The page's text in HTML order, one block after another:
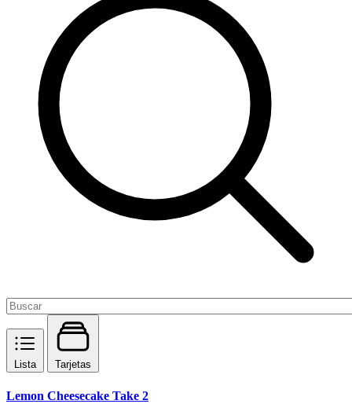
Lista Tarjetas
Lemon Cheesecake Take 2